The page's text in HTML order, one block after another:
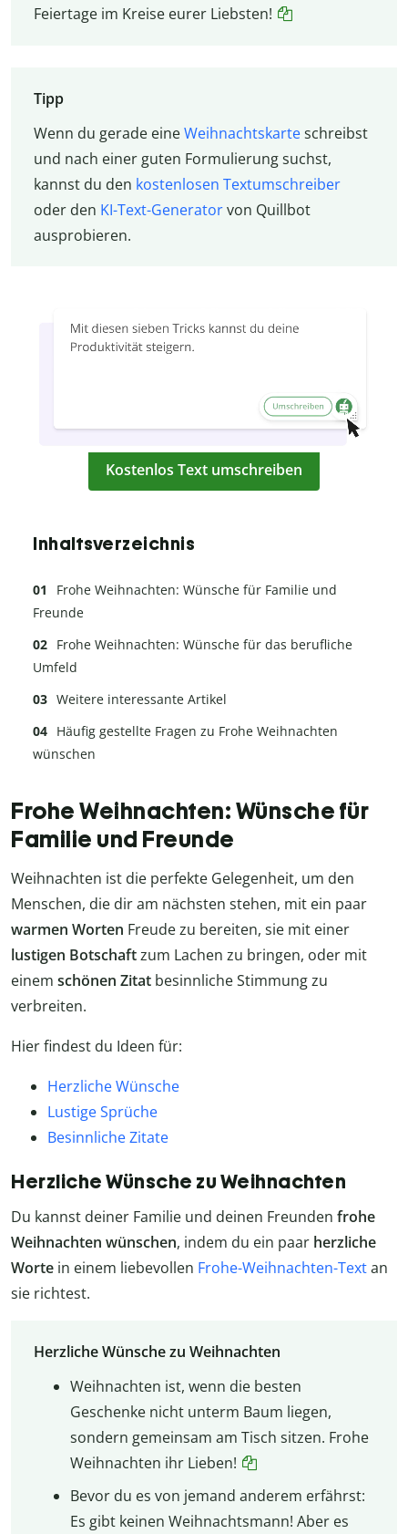
Feiertage im Kreise eurer Liebsten!
Tipp
Wenn du gerade eineWeihnachtskarteschreibst
und nach einer guten Formulierung suchst,
kannst du den kostenlosen Textumschreiber
oder den KI-Text-Generatorvon Quillbot
ausprobieren.
Kostenlos Text umschreiben
Inhaltsverzeichnis
Frohe Weihnachten: Wünsche für Familie und
Freunde
Frohe Weihnachten: Wünsche für das berufliche
Umfeld
Weitere interessante Artikel
Häufig gestellte Fragen zu Frohe Weihnachten
wünschen
Frohe Weihnachten: Wünsche für
Familie und Freunde
Weihnachten ist die perfekte Gelegenheit, um den
Menschen, die dir am nächsten stehen, mit ein paar
warmen Worten Freude zu bereiten, sie mit einer
lustigen Botschaftzum Lachen zu bringen, oder mit
einem schönen Zitat besinnliche Stimmung zu
verbreiten.
Hier findest du Ideen für:
Herzliche Wünsche
Lustige Sprüche
Besinnliche Zitate
Herzliche Wünsche zu Weihnachten
Du kannst deiner Familie und deinen Freunden frohe
Weihnachten wünschen, indem du ein paar herzliche
Worte in einem liebevollen Frohe-Weihnachten-Textan
sie richtest.
Herzliche Wünsche zu Weihnachten
Weihnachten ist, wenn die besten
Geschenke nicht unterm Baum liegen,
sondern gemeinsam am Tisch sitzen. Frohe
Weihnachten ihr Lieben!
Bevor du es von jemand anderem erfährst:
Es gibt keinen Weihnachtsmann! Aber es